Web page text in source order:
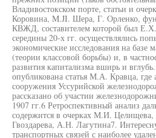
Владивостокском порте, статьи и
Коровина, M.JI. Шера, Г. Орленко,
КВЖД, составителем которой был
середины 20-х гг. осуществлялись
экономические исследования на базе
(теории классовой борьбы) и, в
развития капитализма вширь и
опубликована статья М.А. Кравца,
сооружения Уссурийской
рассказано об участии
1907 гг.6 Ретроспективный анализ
содержится в очерках М.И.
Гвоздарева, А.Н. Лагутина7.
транспортных связей с наиболее